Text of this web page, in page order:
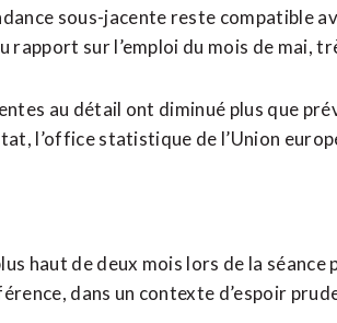
sous-jacente reste compatible
rapport sur l’emploi du mois de mai,
au détail ont diminué plus que
l’office statistique de l’Union
haut de deux mois lors de la
dans un contexte d’espoir